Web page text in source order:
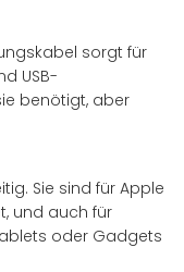
sorgt für
USB-
benötigt, aber
Sie sind für Apple
und auch für
oder Gadgets